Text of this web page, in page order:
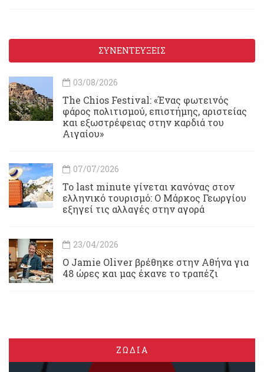
ΣΥΝΕΝΤΕΥΞΕΙΣ
03/08/2026
Τhe Chios Festival: «Ένας φωτεινός
φάρος πολιτισμού, επιστήμης, αριστείας
και εξωστρέφειας στην καρδιά του
Αιγαίου»
07/07/2026
Το last minute γίνεται κανόνας στον
ελληνικό τουρισμό: Ο Μάρκος Γεωργίου
εξηγεί τις αλλαγές στην αγορά
23/04/2026
Ο Jamie Oliver βρέθηκε στην Αθήνα για
48 ώρες και μας έκανε το τραπέζι
ΖΩΔΙΑ